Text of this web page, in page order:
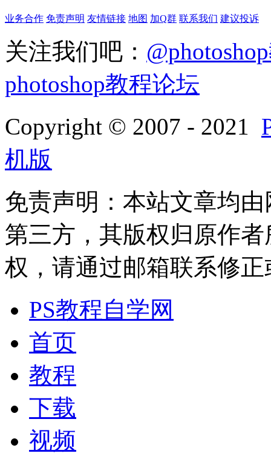
业务合作 免责声明 友情链接 地图 加Q群 联系我们 建议投诉
关注我们吧：
photoshop教程论坛
Copyright © 2007 - 2021
机版
免责声明：本站文章均
第三方，其版权归原作
权，请通过邮箱联系修正
PS教程自学网
首页
教程
下载
视频